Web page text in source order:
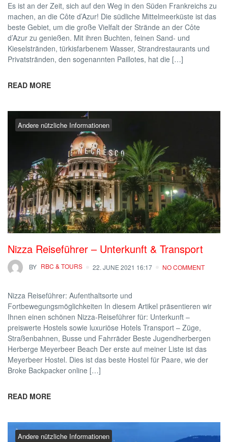
Es ist an der Zeit, sich auf den Weg in den Süden Frankreichs zu
machen, an die Côte d’Azur! Die südliche Mittelmeerküste ist das
beste Gebiet, um die große Vielfalt der Strände an der Côte
d’Azur zu genießen. Mit ihren Buchten, feinen Sand- und
Kieselstränden, türkisfarbenem Wasser, Strandrestaurants und
Privatstränden, den sogenannten Paillotes, hat die […]
READ MORE
Andere nützliche Informationen
Nizza Reiseführer – Unterkunft & Transport
BY RBC & TOURS 22. JUNE 2021 16:17 NO COMMENT
Nizza Reiseführer: Aufenthaltsorte und
Fortbewegungsmöglichkeiten In diesem Artikel präsentieren wir
Ihnen einen schönen Nizza-Reiseführer für: Unterkunft –
preiswerte Hostels sowie luxuriöse Hotels Transport – Züge,
Straßenbahnen, Busse und Fahrräder Beste Jugendherbergen
Herberge Meyerbeer Beach Der erste auf meiner Liste ist das
Meyerbeer Hostel. Dies ist das beste Hostel für Paare, wie der
Broke Backpacker online […]
READ MORE
Andere nützliche Informationen